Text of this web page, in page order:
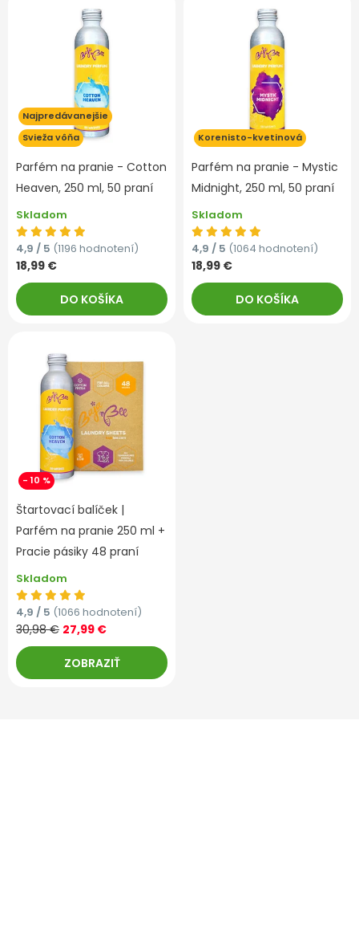
Najpredávanejšie
Svieža vôňa
Parfém na pranie - Cotton
Heaven, 250 ml, 50 praní
Skladom
4,9 / 5 (1196 hodnotení)
18,99 €
DO KOŠÍKA
Korenisto-kvetinová
Parfém na pranie - Mystic
Midnight, 250 ml, 50 praní
Skladom
4,9 / 5 (1064 hodnotení)
18,99 €
DO KOŠÍKA
- 10 %
Štartovací balíček |
Parfém na pranie 250 ml +
Pracie pásiky 48 praní
Skladom
4,9 / 5 (1066 hodnotení)
30,98 € 27,99 €
ZOBRAZIŤ